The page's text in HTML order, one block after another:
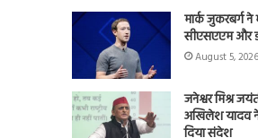
मार्क जुकरबर्ग ने
सीएसएएम और
August 5, 2026
जनेश्वर मिश्र
अखिलेश यादव ने
दिया संदेश